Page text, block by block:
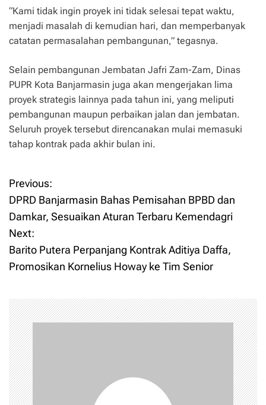
“Kami tidak ingin proyek ini tidak selesai tepat waktu,
menjadi masalah di kemudian hari, dan memperbanyak
catatan permasalahan pembangunan,” tegasnya.
Selain pembangunan Jembatan Jafri Zam-Zam, Dinas
PUPR Kota Banjarmasin juga akan mengerjakan lima
proyek strategis lainnya pada tahun ini, yang meliputi
pembangunan maupun perbaikan jalan dan jembatan.
Seluruh proyek tersebut direncanakan mulai memasuki
tahap kontrak pada akhir bulan ini.
P
o
s
t
a
v
i
g
Previous:
DPRD Banjarmasin Bahas Pemisahan BPBD dan
Damkar, Sesuaikan Aturan Terbaru Kemendagri
Next:
Barito Putera Perpanjang Kontrak Aditiya Daffa,
Promosikan Kornelius Howay ke Tim Senior